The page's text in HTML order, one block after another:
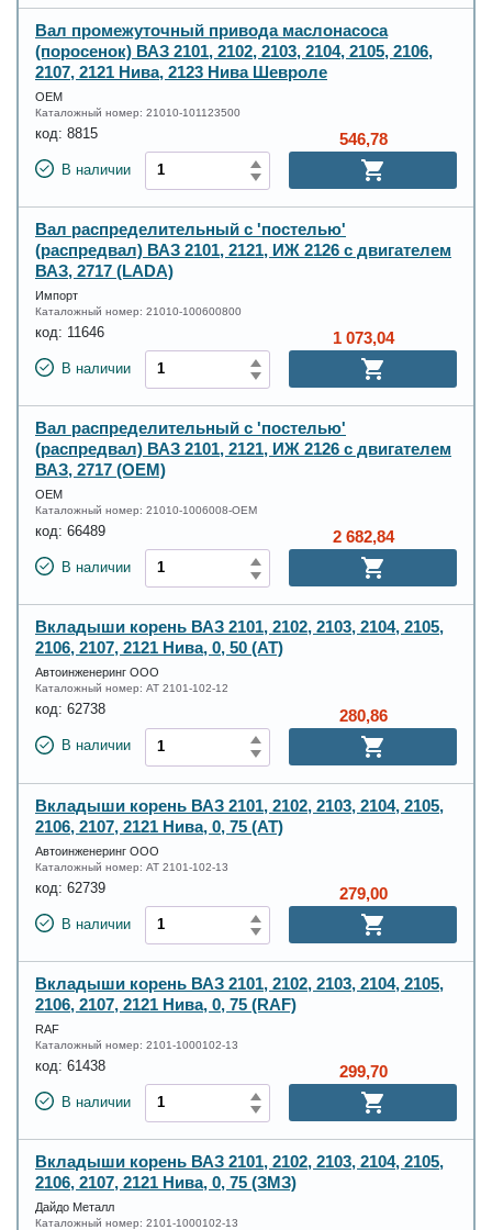
Вал промежуточный привода маслонасоса
(поросенок) ВАЗ 2101, 2102, 2103, 2104, 2105, 2106,
2107, 2121 Нива, 2123 Нива Шевроле
OEM
Каталожный номер: 21010-101123500
код: 8815
В наличии
546,78
Вал распределительный с 'постелью'
(распредвал) ВАЗ 2101, 2121, ИЖ 2126 с двигателем
ВАЗ, 2717 (LADA)
Импорт
Каталожный номер: 21010-100600800
код: 11646
В наличии
1 073,04
Вал распределительный с 'постелью'
(распредвал) ВАЗ 2101, 2121, ИЖ 2126 с двигателем
ВАЗ, 2717 (OEM)
OEM
Каталожный номер: 21010-1006008-OEM
код: 66489
В наличии
2 682,84
Вкладыши корень ВАЗ 2101, 2102, 2103, 2104, 2105,
2106, 2107, 2121 Нива, 0, 50 (AT)
Автоинженеринг ООО
Каталожный номер: AT 2101-102-12
код: 62738
В наличии
280,86
Вкладыши корень ВАЗ 2101, 2102, 2103, 2104, 2105,
2106, 2107, 2121 Нива, 0, 75 (AT)
Автоинженеринг ООО
Каталожный номер: AT 2101-102-13
код: 62739
В наличии
279,00
Вкладыши корень ВАЗ 2101, 2102, 2103, 2104, 2105,
2106, 2107, 2121 Нива, 0, 75 (RAF)
RAF
Каталожный номер: 2101-1000102-13
код: 61438
В наличии
299,70
Вкладыши корень ВАЗ 2101, 2102, 2103, 2104, 2105,
2106, 2107, 2121 Нива, 0, 75 (ЗМЗ)
Дайдо Металл
Каталожный номер: 2101-1000102-13